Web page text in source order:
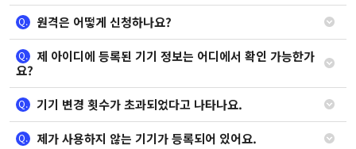
Q. 원격은 어떻게 신청하나요?
Q.
제 아이디에 등록된 기기 정보는 어디에서 확인 가능한가
요?
Q. 기기 변경 횟수가 초과되었다고 나타나요.
Q. 제가 사용하지 않는 기기가 등록되어 있어요.